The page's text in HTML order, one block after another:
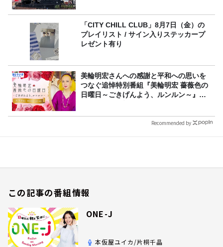
「CITY CHILL CLUB」8月7日（金）の
プレイリスト / サイン入りステッカープ
レゼント有り
美輪明宏さんへの感謝と平和への思いを
つなぐ追悼特別番組『美輪明宏 薔薇色の
日曜日～ごきげんよう、ルンルン～』
Recommended by
この記事の番組情報
ONE-J
本仮屋ユイカ/片桐千晶